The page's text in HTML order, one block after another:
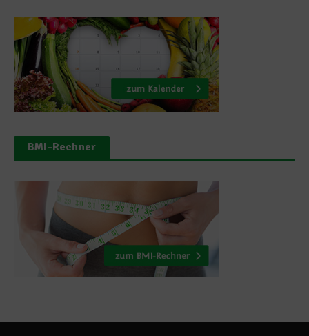
BMI-Rechner